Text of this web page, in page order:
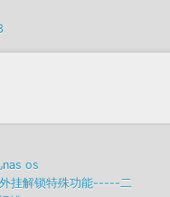
nas os
挂解锁特殊功能-----二